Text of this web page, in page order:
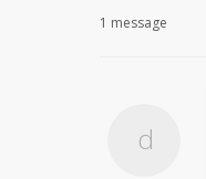
1 message